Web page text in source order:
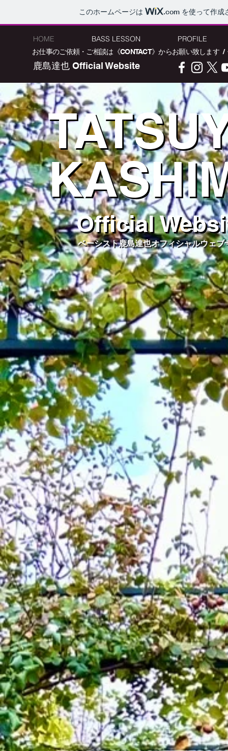
このホームページは .comを使って作成
HOME BASS LESSON PROFILE
鹿島達也 Official Website
お仕事のご依頼・ご相談は《CONTACT》からお願い致します
Official
Official
ベーシスト鹿島達也オフィシャルウェブ
ベーシスト鹿島達也オフィシャルウェブ